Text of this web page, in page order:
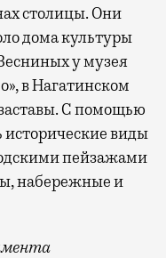
столицы. Они
дома культуры
у музея
в Нагатинском
С помощью
исторические виды
пейзажами
набережные и